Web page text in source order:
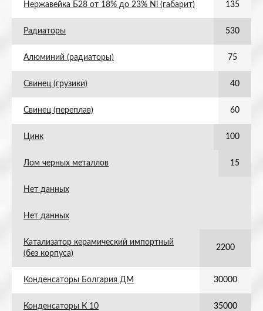
Нержавейка Б28 от 18% до 23% Ni (габарит) 135
Радиаторы 530
Алюминий (радиаторы) 75
Свинец (грузики) 40
Свинец (переплав) 60
Цинк 100
Лом черных металлов 15
Нет данных
Нет данных
Катализатор керамический импортный
(без корпуса)
2200
Конденсаторы Болгария ДМ 30000
Конденсаторы К 10 35000